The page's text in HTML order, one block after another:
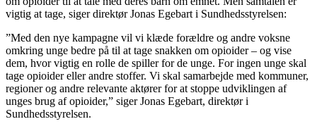
vigtig at tage, siger direktør Jonas Egebart i Sundhedsstyrelsen:
”Med den nye kampagne vil vi klæde forældre og andre voksne
omkring unge bedre på til at tage snakken om opioider – og vise
dem, hvor vigtig en rolle de spiller for de unge. For ingen unge skal
tage opioider eller andre stoffer. Vi skal samarbejde med kommuner,
regioner og andre relevante aktører for at stoppe udviklingen af
unges brug af opioider,” siger Jonas Egebart, direktør i
Sundhedsstyrelsen.